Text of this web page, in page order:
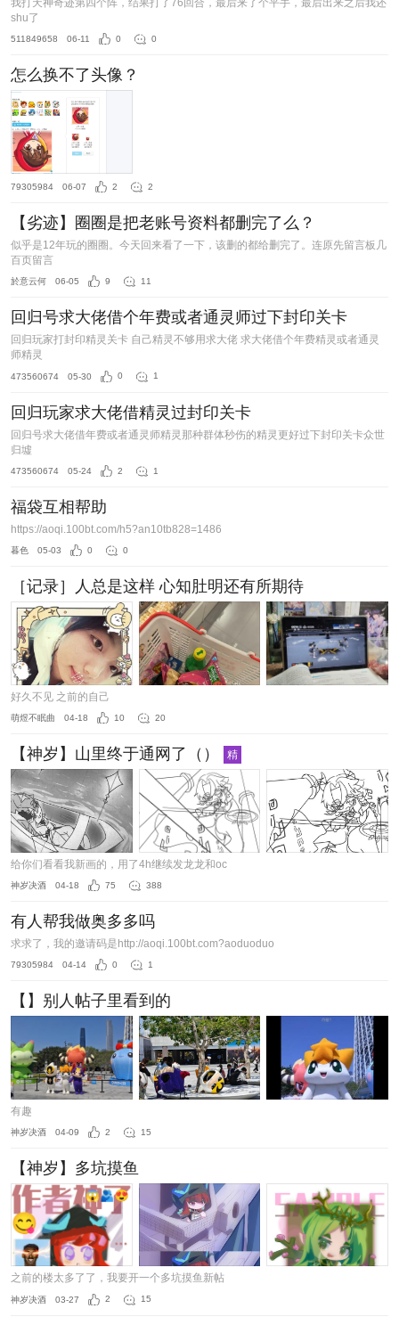
我打天神奇迹第四个阵，结果打了76回合，最后来了个平手，最后出来之后我还
shu了
511849658 06-11 0 0
怎么换不了头像？
79305984 06-07 2 2
【劣迹】圈圈是把老账号资料都删完了么？
似乎是12年玩的圈圈。今天回来看了一下，该删的都给删完了。连原先留言板几
百页留言
於意云何 06-05 9 11
回归号求大佬借个年费或者通灵师过下封印关卡
回归玩家打封印精灵关卡 自己精灵不够用求大佬 求大佬借个年费精灵或者通灵
师精灵
473560674 05-30 0 1
回归玩家求大佬借精灵过封印关卡
回归号求大佬借年费或者通灵师精灵那种群体秒伤的精灵更好过下封印关卡众世
归墟
473560674 05-24 2 1
福袋互相帮助
https://aoqi.100bt.com/h5?an10tb828=1486
暮色 05-03 0 0
［记录］人总是这样 心知肚明还有所期待
好久不见 之前的自己
萌煜不眠曲 04-18 10 20
【神岁】山里终于通网了（） 精
给你们看看我新画的，用了4h继续发龙龙和oc
神岁决酒 04-18 75 388
有人帮我做奥多多吗
求求了，我的邀请码是http://aoqi.100bt.com?aoduoduo
79305984 04-14 0 1
【】别人帖子里看到的
有趣
神岁决酒 04-09 2 15
【神岁】多坑摸鱼
之前的楼太多了了，我要开一个多坑摸鱼新帖
神岁决酒 03-27 2 15